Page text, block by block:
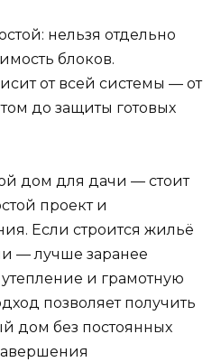
нельзя отдельно
блоков.
от всей системы — от
до защиты готовых
дом для дачи — стоит
проект и
Если строится жильё
— лучше заранее
и грамотную
позволяет получить
дом без постоянных